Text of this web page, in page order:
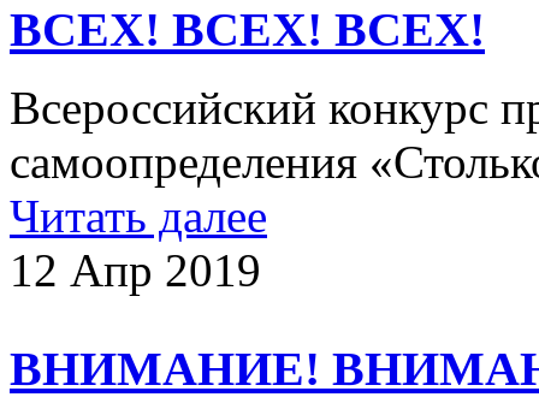
ВСЕХ! ВСЕХ! ВСЕХ!
Всероссийский конкурс
самоопределения
Читать далее
12 Апр 2019
ВНИМАНИЕ!